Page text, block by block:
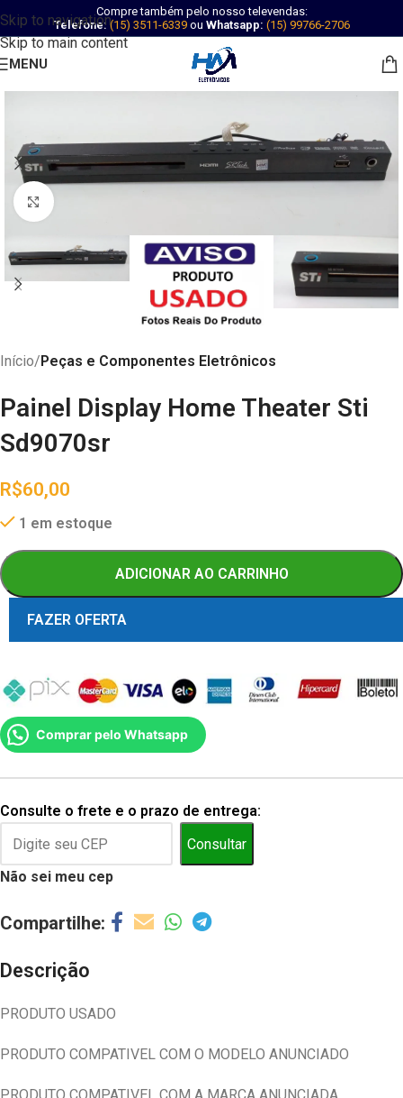
Skip to navigation
Skip to main content
Compre também pelo nosso televendas:
Telefone: (15) 3511-6339ou Whatsapp: (15) 99766-2706
MENU
Abrir imagem
Início Peças e Componentes Eletrônicos
Painel Display Home Theater Sti
Sd9070sr
R$60,00
1 em estoque
ADICIONAR AO CARRINHO
FAZER OFERTA
Comprar pelo Whatsapp
Consulte o frete e o prazo de entrega:
Consultar
Não sei meu cep
Descrição
PRODUTO USADO
PRODUTO COMPATIVEL COM O MODELO ANUNCIADO